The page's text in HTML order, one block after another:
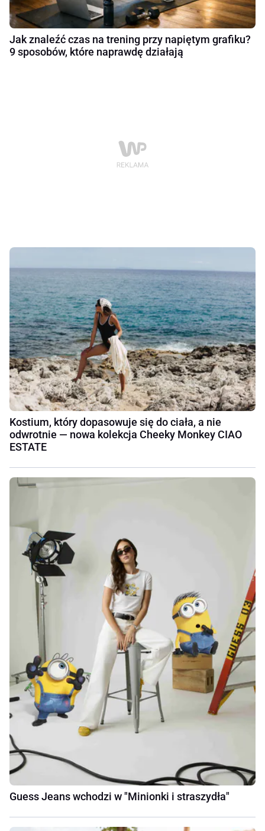
Jak znaleźć czas na trening przy napiętym grafiku?
9 sposobów, które naprawdę działają
Kostium, który dopasowuje się do ciała, a nie
odwrotnie — nowa kolekcja Cheeky Monkey CIAO
ESTATE
Guess Jeans wchodzi w "Minionki i straszydła"